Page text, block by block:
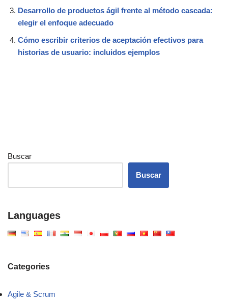
Desarrollo de productos ágil frente al método cascada:
elegir el enfoque adecuado
Cómo escribir criterios de aceptación efectivos para
historias de usuario: incluidos ejemplos
Buscar
Buscar
Languages
Categories
Agile & Scrum